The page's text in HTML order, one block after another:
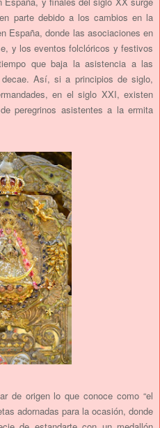
parte debido a los cambios en la
España, donde las asociaciones en
y los eventos folclóricos y festivos
que baja la asistencia a las
Así, si a principios de siglo,
en el siglo XXI, existen
peregrinos asistentes a la ermita
de origen lo que conoce como “el
adornadas para la ocasión, donde